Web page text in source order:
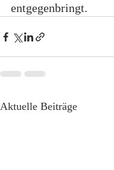
entgegenbringt.
Aktuelle Beiträge